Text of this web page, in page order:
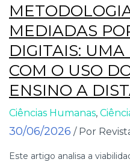
MEDIADAS
DIGITAIS:
COM O USO
ENSINO A
Ciências Humanas,
30/06/2026 / Por
Este artigo analisa a